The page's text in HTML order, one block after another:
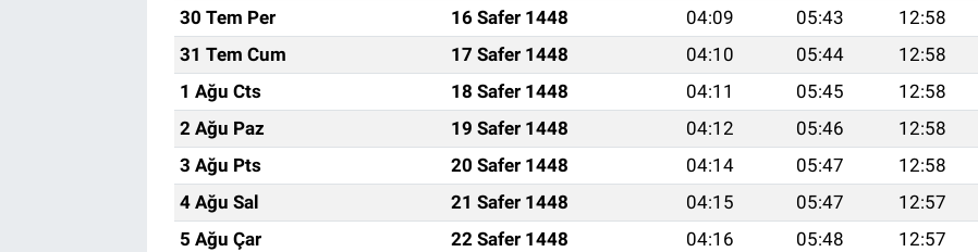
30 Tem Per
16 Safer 1448 04:09 05:43 12:58
31 Tem Cum
17 Safer 1448 04:10 05:44 12:58
1 Ağu Cts
18 Safer 1448 04:11 05:45 12:58
2 Ağu Paz
19 Safer 1448 04:12 05:46 12:58
3 Ağu Pts
20 Safer 1448 04:14 05:47 12:58
4 Ağu Sal
21 Safer 1448 04:15 05:47 12:57
5 Ağu Çar
22 Safer 1448 04:16 05:48 12:57